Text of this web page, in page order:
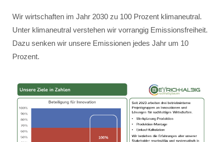
Wir wirtschaften im Jahr 2030 zu 100 Prozent klimaneutral.
Unter klimaneutral verstehen wir vorrangig Emissionsfreiheit.
Dazu senken wir unsere Emissionen jedes Jahr um 10
Prozent.